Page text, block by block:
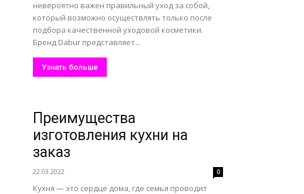
невероятно важен правильный уход за собой,
который возможно осуществлять только после
подбора качественной уходовой косметики.
Бренд Dabur представляет...
Узнать больше
Преимущества
изготовления кухни на
заказ
22.03.2022 0
Кухня — это сердце дома, где семья проводит